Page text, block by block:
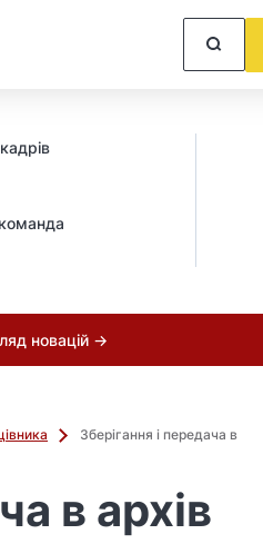
новацій →
Зберігання і передача в
в архів